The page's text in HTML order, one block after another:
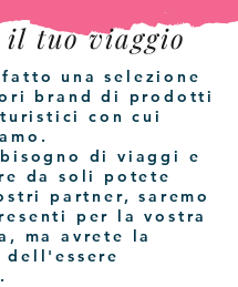
il tuo viaggio
una selezione
brand di prodotti
con cui
di viaggi e
da soli potete
partner, saremo
per la vostra
ma avrete la
dell'essere